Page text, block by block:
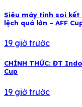
Siêu máy tính soi kết
lệch quá lớn – AFF
19 giờ trước
CHÍNH THỨC: ĐT
Cup
19 giờ trước